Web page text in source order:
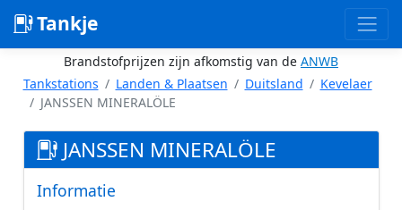
Tankje
Brandstofprijzen zijn afkomstig van de ANWB
Tankstations
Landen & Plaatsen Duitsland
Kevelaer
JANSSEN MINERALÖLE
JANSSEN MINERALÖLE
Informatie